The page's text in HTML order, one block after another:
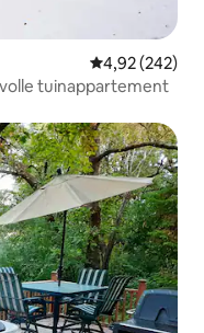
Gemiddelde
4,92 (242)
tuinappartement